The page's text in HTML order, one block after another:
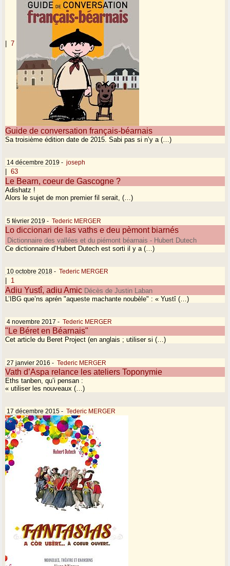
| 7
Guide de conversation français-béarnais
Sa troisième édition date de 2015. Sabi pas si n’y a (…)
14 décembre 2019 - joseph
63
Le Bearn, coeur de Gascogne ?
Adishatz !
Alors le sujet de mon premier fil serait, (…)
5 février 2019 - Tederic MERGER
Lo diccionari de las vaths e deu pèmont biarnés
Dictionnaire des vallées et du piémont béarnais - Hubert Dutech
Ce dictionnaire d’Hubert Dutech est sorti il y a (…)
10 octobre 2018 - Tederic MERGER
1
Adiu Yustî, adiu Amic Décès de Justin Laban
L’IBG que’ns aprén "aqueste machante noubèle" : « Yustî (…)
4 novembre 2017 - Tederic MERGER
"Le Béret en Béarnais"
Cet article du Beret Project (en anglais ; utiliser si (…)
27 janvier 2016 - Tederic MERGER
Vath d’Aspa relance les ateliers Toponymie
Eths tanben, qu’i pensan :
« utiliser les nouveaux (…)
17 décembre 2015 - Tederic MERGER